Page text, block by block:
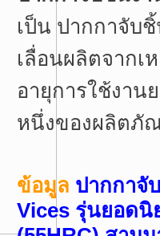
เป็น ปากกาจับ
เลื่อนผลิตจากเ
อายุการใช้งาน
หนึ่งของผลิตภั
ข้อมูล ปากกาจั
Vices รุ่นยอดนิ